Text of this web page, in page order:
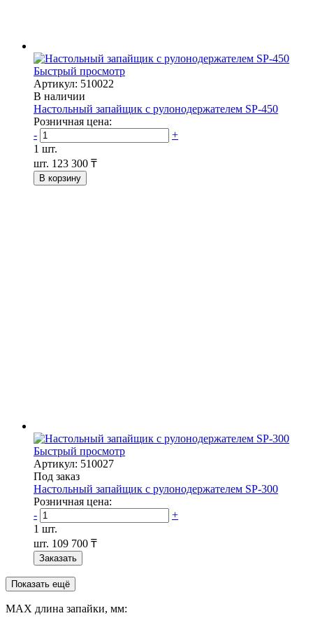
Быстрый просмотр
Артикул: 510022
В наличии
Настольный запайщик с рулонодержателем SP-450
Розничная цена:
-
+
1 шт.
шт. 123 300 ₸
В корзину
Быстрый просмотр
Артикул: 510027
Под заказ
Настольный запайщик с рулонодержателем SP-300
Розничная цена:
-
+
1 шт.
шт. 109 700 ₸
Заказать
Показать ещё
MAX длина запайки, мм: